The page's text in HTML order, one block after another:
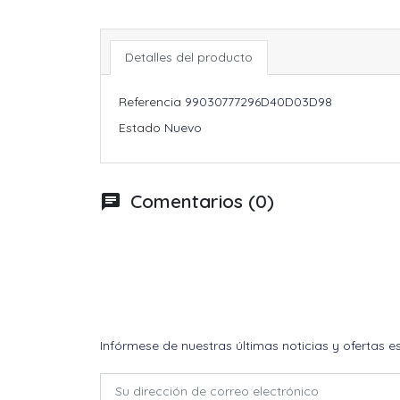
Detalles del producto
Referencia 99030777296D40D03D98
Estado Nuevo
chat Comentarios (0)
Infórmese de nuestras últimas noticias y ofertas